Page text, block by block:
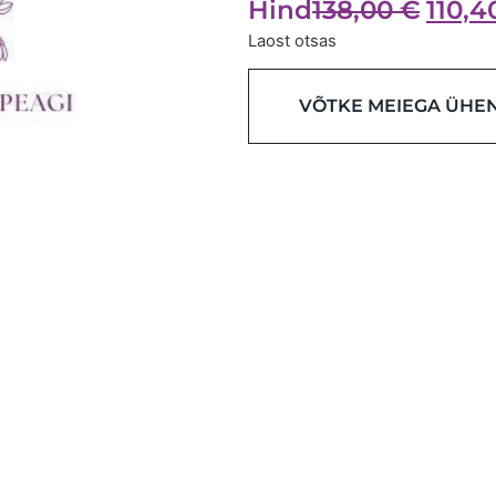
Hind138,00€
Laost otsas
VÕTKE MEIEGA